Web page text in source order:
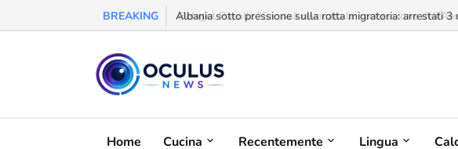
BREAKING Behgjet Pacolli: "Se sarà revocata la concessione
Home Cucina Recentemente Lingua